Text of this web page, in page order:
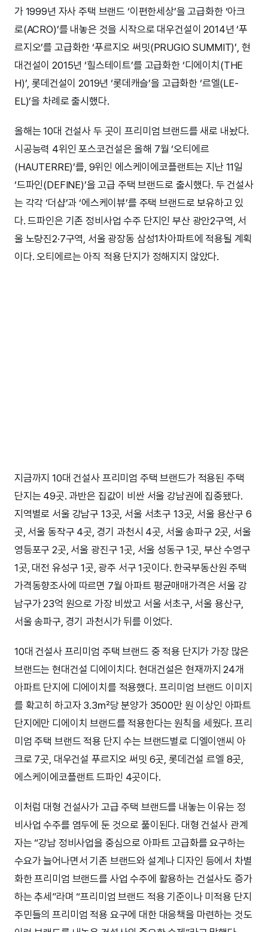
가 1999년 자사 주택 브랜드 ‘이편한세상’을 고급화한 ‘아크
로(ACRO)’를 내놓은 것을 시작으로 대우건설이 2014년 ‘푸
르지오’를 고급화한 ‘푸르지오 써밋(PRUGIO SUMMIT)’, 현
대건설이 2015년 ‘힐스테이트’를 고급화한 ‘디에이치(THE
H)’, 롯데건설이 2019년 ‘롯데캐슬’을 고급화한 ‘르엘(LE-
EL)’을 차례로 출시했다.
올해는 10대 건설사 두 곳이 프리미엄 브랜드를 새로 내놨다.
시공능력 4위인 포스코건설은 올해 7월 ‘오티에르
(HAUTERRE)’를, 9위인 에스케이에코플랜트는 지난 11일
‘드파인(DEFINE)’을 고급 주택 브랜드로 출시했다. 두 건설사
는 각각 ‘더샵’과 ‘에스케이뷰’를 주택 브랜드로 보유하고 있
다. 드파인은 기존 정비사업 수주 단지인 부산 광안2구역, 서
울 노량진2·7구역, 서울 광장동 삼성1차아파트에 적용될 계획
이다. 오티에르는 아직 적용 단지가 정해지지 않았다.
지금까지 10대 건설사 프리미엄 주택 브랜드가 적용된 주택
단지는 49곳. 과반은 집값이 비싼 서울 강남권에 집중됐다.
지역별로 서울 강남구 13곳, 서울 서초구 13곳, 서울 용산구 6
곳, 서울 동작구 4곳, 경기 과천시 4곳, 서울 송파구 2곳, 서울
영등포구 2곳, 서울 광진구 1곳, 서울 성동구 1곳, 부산 수영구
1곳, 대전 유성구 1곳, 광주 서구 1곳이다. 한국부동산원 주택
가격동향조사에 따르면 7월 아파트 평균매매가격은 서울 강
남구가 23억 원으로 가장 비쌌고 서울 서초구, 서울 용산구,
서울 송파구, 경기 과천시가 뒤를 이었다.
10대 건설사 프리미엄 주택 브랜드 중 적용 단지가 가장 많은
브랜드는 현대건설 디에이치다. 현대건설은 현재까지 24개
아파트 단지에 디에이치를 적용했다. 프리미엄 브랜드 이미지
를 확고히 하고자 3.3㎡당 분양가 3500만 원 이상인 아파트
단지에만 디에이치 브랜드를 적용한다는 원칙을 세웠다. 프리
미엄 주택 브랜드 적용 단지 수는 브랜드별로 디엘이앤씨 아
크로 7곳, 대우건설 푸르지오 써밋 6곳, 롯데건설 르엘 8곳,
에스케이에코플랜트 드파인 4곳이다.
이처럼 대형 건설사가 고급 주택 브랜드를 내놓는 이유는 정
비사업 수주를 염두에 둔 것으로 풀이된다. 대형 건설사 관계
자는 “강남 정비사업을 중심으로 아파트 고급화를 요구하는
수요가 늘어나면서 기존 브랜드와 설계나 디자인 등에서 차별
화한 프리미엄 브랜드를 사업 수주에 활용하는 건설사도 증가
하는 추세”라며 “프리미엄 브랜드 적용 기준이나 미적용 단지
주민들의 프리미엄 적용 요구에 대한 대응책을 마련하는 것도